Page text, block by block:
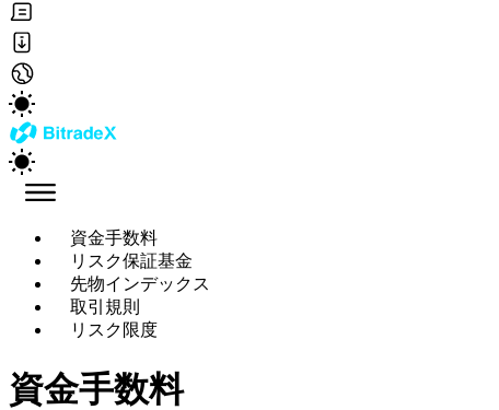
資金手数料
リスク保証基金
先物インデックス
取引規則
リスク限度
資金手数料